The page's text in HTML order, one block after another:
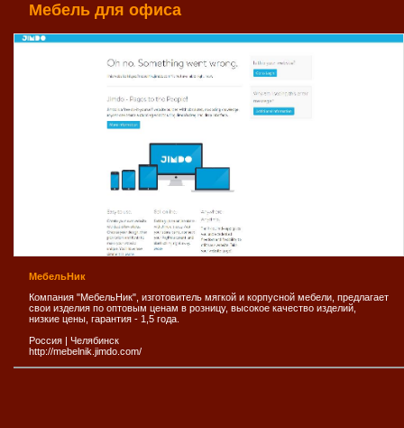
Мебель для офиса
МебельНик
Компания "МебельНик", изготовитель мягкой и корпусной мебели, предлагает
свои изделия по оптовым ценам в розницу, высокое качество изделий,
низкие цены, гарантия - 1,5 года.
Россия | Челябинск
http://mebelnik.jimdo.com/